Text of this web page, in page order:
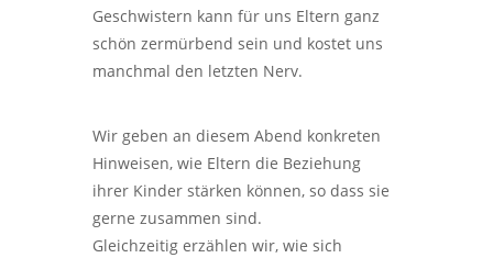
Geschwistern kann für uns Eltern ganz
schön zermürbend sein und kostet uns
manchmal den letzten Nerv.
Wir geben an diesem Abend konkreten
Hinweisen, wie Eltern die Beziehung
ihrer Kinder stärken können, so dass sie
gerne zusammen sind.
Gleichzeitig erzählen wir, wie sich